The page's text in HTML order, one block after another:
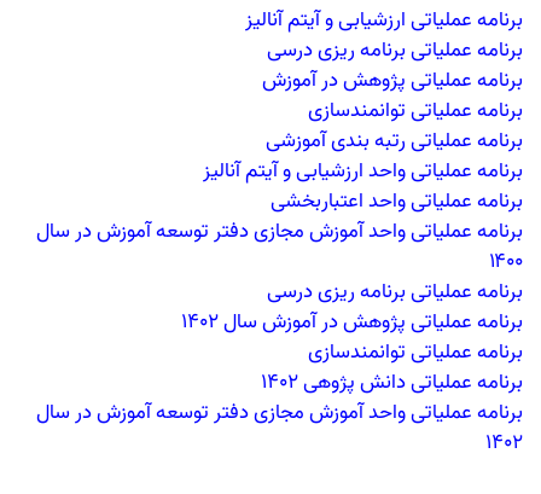
برنامه عملیاتی ارزشیابی و آیتم آنالیز
برنامه عملیاتی برنامه ریزی درسی
برنامه عملیاتی پژوهش در آموزش
برنامه عملیاتی توانمندسازی
برنامه عملیاتی رتبه بندی آموزشی
برنامه عملیاتی واحد ارزشیابی و آیتم آنالیز
برنامه عملیاتی واحد اعتباربخشی
برنامه عملیاتی واحد آموزش مجازی دفتر توسعه آموزش در سال
۱۴۰۰
برنامه عملیاتی برنامه ریزی درسی
برنامه عملیاتی پژوهش در آموزش سال 1402
برنامه عملیاتی توانمندسازی
برنامه عملیاتی دانش پژوهی 1402
برنامه عملیاتی واحد آموزش مجازی دفتر توسعه آموزش در سال
1402